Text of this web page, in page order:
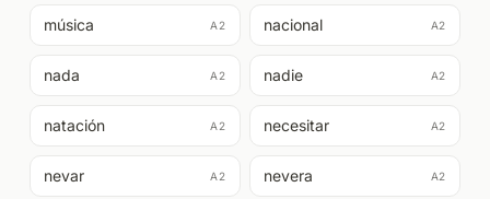
música A2 nacional A2
nada A2 nadie A2
natación A2 necesitar A2
nevar A2 nevera A2